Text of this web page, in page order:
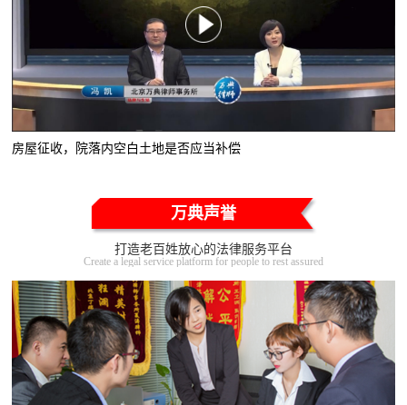
房屋征收，院落内空白土地是否应当补偿
万典声誉
打造老百姓放心的法律服务平台
Create a legal service platform for people to rest assured